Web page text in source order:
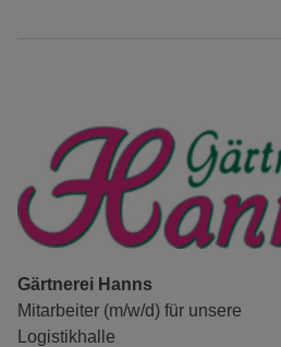
Gärtnerei Hanns
Mitarbeiter (m/w/d) für unsere
Logistikhalle